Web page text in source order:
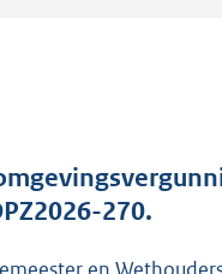
270.